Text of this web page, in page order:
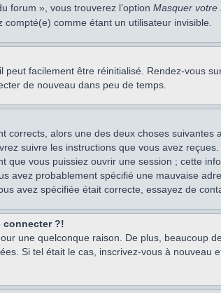
forum », vous trouverez l’option Masquer votre
comme étant un utilisateur invisible.
facilement être réinitialisé. Rendez-vous
de nouveau dans peu de temps.
corrects, alors une des deux choses suivantes
suivre les instructions que vous avez
vous puissiez ouvrir une session ; cette
avez probablement spécifié une mauvaise
avez spécifiée était correcte, essayez de
connecter ?!
une quelconque raison. De plus, beaucoup
Si tel était le cas, inscrivez-vous à nouveau